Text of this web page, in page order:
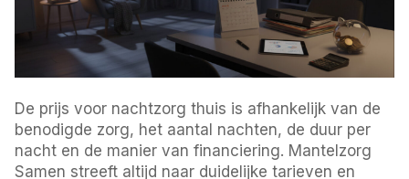
De prijs voor nachtzorg thuis is afhankelijk van de
benodigde zorg, het aantal nachten, de duur per
nacht en de manier van financiering. Mantelzorg
Samen streeft altijd naar duidelijke tarieven en